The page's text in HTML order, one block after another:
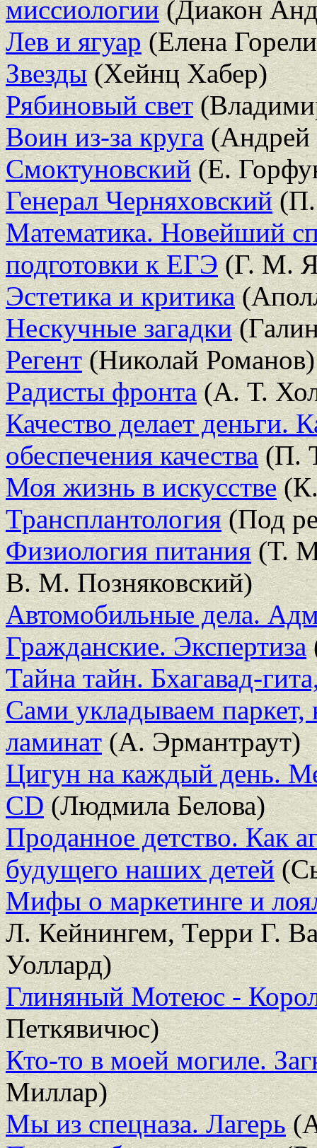
миссиологии(Диакон
Лев и ягуар (Елена
Звезды(Хейнц Хабер)
Рябиновый свет
Воин из-за круга(Андрей
Смоктуновский(Е.
Генерал Черняховский(П.
Математика. Новейший
подготовки к ЕГЭ(Г. М.
Эстетика и критика
Нескучные загадки
Регент(Николай Романов)
Радисты фронта(А. Т.
Качество делает деньги.
обеспечения качества(П.
Моя жизнь в искусстве(К.
Трансплантология(Под
Физиология питания(Т.
В. М. Позняковский)
Автомобильные дела.
Гражданские. Экспертиза
Тайна тайн. Бхагавад-
Сами укладываем
ламинат(А. Эрмантраут)
Цигун на каждый день.
CD(Людмила Белова)
Проданное детство. Как
будущего наших детей
Мифы о маркетинге и
Л. Кейнингем, Терри Г.
Уоллард)
Глиняный Мотеюс -
Петкявичюс)
Кто-то в моей могиле.
Миллар)
Мы из спецназа. Лагерь